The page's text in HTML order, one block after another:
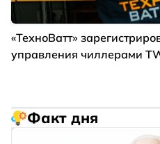
«ТехноВатт»
управления чиллерами
Факт дня